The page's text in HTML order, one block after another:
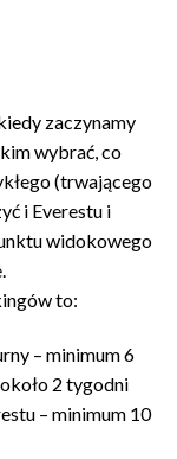
zaczynamy
wybrać, co
(trwającego
i Everestu i
widokowego
to:
– minimum 6
2 tygodni
– minimum 10